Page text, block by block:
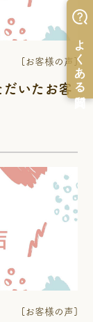
[お客様の声]
いたお客
[お客様の声]